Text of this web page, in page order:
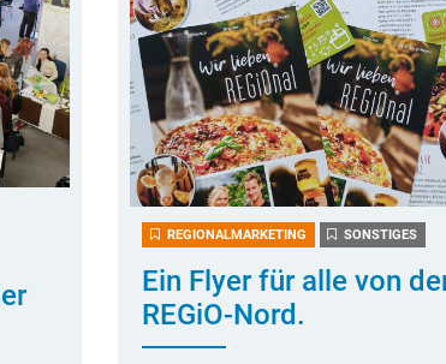
REGIONALMARKETING SONSTIGES
Ein Flyer für alle von
REGiO-Nord.